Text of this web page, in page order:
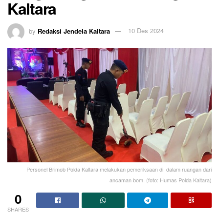
Kaltara
by Redaksi Jendela Kaltara 10 Des 2024
Personel Brimob Polda Kaltara melakukan pemeriksaan di dalam ruangan dari
ancaman bom. (foto: Humas Polda Kaltara)
0
SHARES